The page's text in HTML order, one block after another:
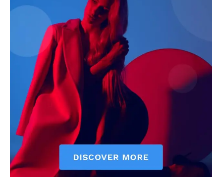
Contact Us
About Us
Privacy Policy
Terms of Use Agreement
Facebook
X WhatsApp
Share